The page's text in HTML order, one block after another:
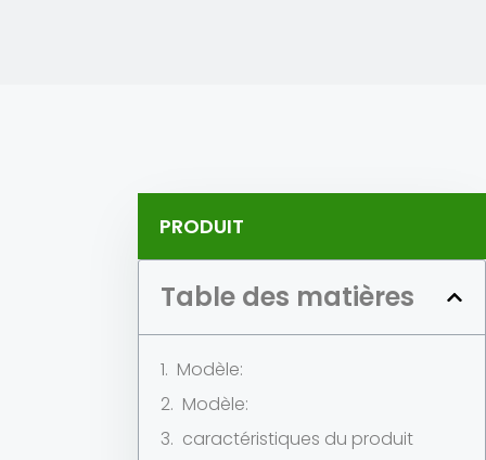
PRODUIT
Table des matières
Modèle:
Modèle:
caractéristiques du produit